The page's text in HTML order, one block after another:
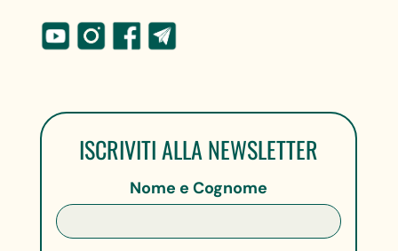
ISCRIVITI ALLA NEWSLETTER
Nome e Cognome